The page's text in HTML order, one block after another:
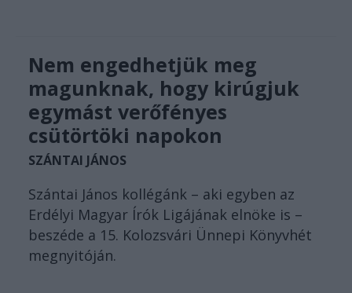
Nem engedhetjük meg
magunknak, hogy kirúgjuk
egymást verőfényes
csütörtöki napokon
SZÁNTAI JÁNOS
Szántai János kollégánk – aki egyben az
Erdélyi Magyar Írók Ligájának elnöke is –
beszéde a 15. Kolozsvári Ünnepi Könyvhét
megnyitóján.